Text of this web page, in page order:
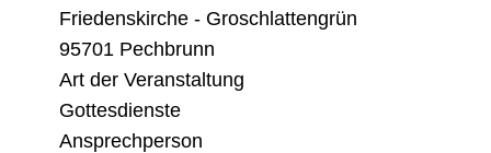
Friedenskirche - Groschlattengrün
95701 Pechbrunn
Art der Veranstaltung
Gottesdienste
Ansprechperson